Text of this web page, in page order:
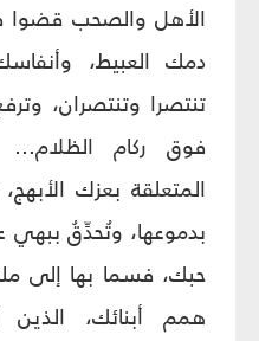
الأهل والصحب قضوا
دمك العبيط،
تنتصرا وتنتصران،
فوق ركام الظلام...
المتعلقة بعزك
بدموعها، وتُحدِّقُ
حبك، فسما بها إلى
همم أبنائك، الذين